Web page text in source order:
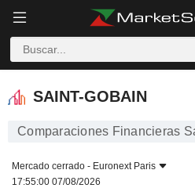
SAINT-GOBAIN
SAINT-GOBAIN
Comparaciones Financieras
Mercado cerrado - Euronext Paris
17:55:00 07/08/2026